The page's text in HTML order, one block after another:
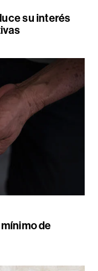
su interés
de